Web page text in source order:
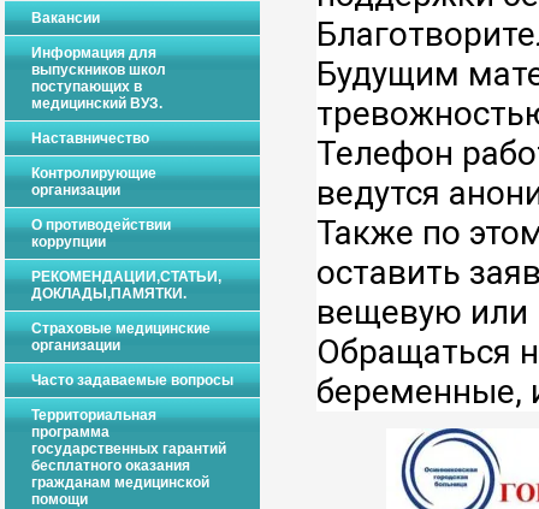
Вакансии
Информация для
выпускников школ
поступающих в
медицинский ВУЗ.
Наставничество
Контролирующие
организации
О противодействии
коррупции
РЕКОМЕНДАЦИИ,СТАТЬИ,
ДОКЛАДЫ,ПАМЯТКИ.
Страховые медицинские
организации
Часто задаваемые вопросы
Территориальная
программа
государственных гарантий
бесплатного оказания
гражданам медицинской
помощи
Будущим
Телефон
ведутся
Также по
оставить
вещевую или
Обращаться
беременные,